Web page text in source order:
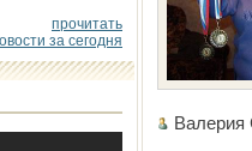
прочитать
за сегодня